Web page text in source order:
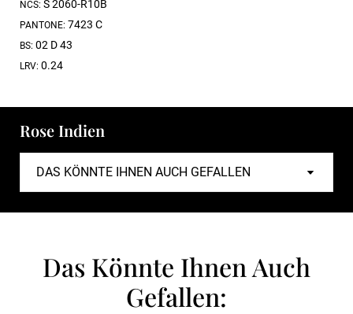
NCS: S 2060-R10B
PANTONE: 7423 C
BS: 02 D 43
LRV: 0.24
Rose Indien
Das Könnte Ihnen Auch
Gefallen: